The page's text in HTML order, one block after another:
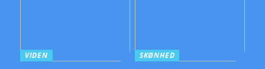
VIDEN SKØNHED